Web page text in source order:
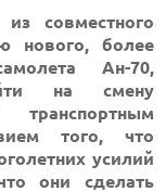
из совместного
нового, более
Ан-70,
на смену
того, что
усилий
они сделать